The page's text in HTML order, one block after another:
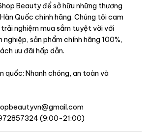
Beauty để sở hữu những thương
Quốc chính hãng. Chúng tôi cam
nghiệm mua sắm tuyệt vời với
nghiệp, sản phẩm chính hãng 100%,
ưu đãi hấp dẫn.
quốc: Nhanh chóng, an toàn và
(9:00-21:00)